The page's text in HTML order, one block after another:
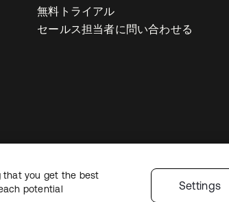
無料トライアル
セールス担当者に問い合わせる
ト利用規約セキュリティ Cookieの設定
that you get the best
potential
Settings